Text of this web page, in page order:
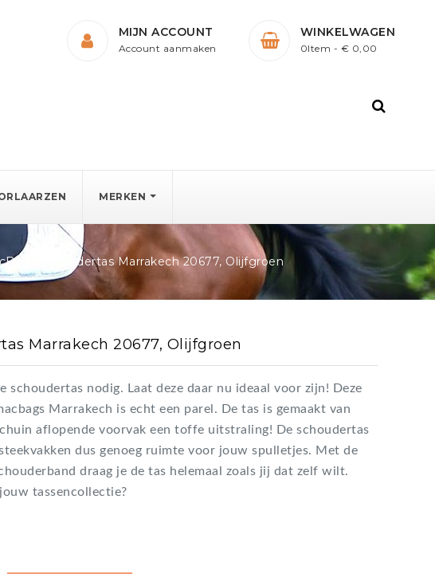
WINKELWAGEN
0Item - € 0,00
MIJN ACCOUNT
Account aanmaken
MERKEN
Schoudertas Marrakech 20677, Olijfgroen
Marrakech 20677, Olijfgroen
schoudertas nodig. Laat deze daar nu ideaal voor zijn! Deze
Marrakech is echt een parel. De tas is gemaakt van
aflopende voorvak een toffe uitstraling! De schoudertas
dus genoeg ruimte voor jouw spulletjes. Met de
draag je de tas helemaal zoals jij dat zelf wilt.
tassencollectie?